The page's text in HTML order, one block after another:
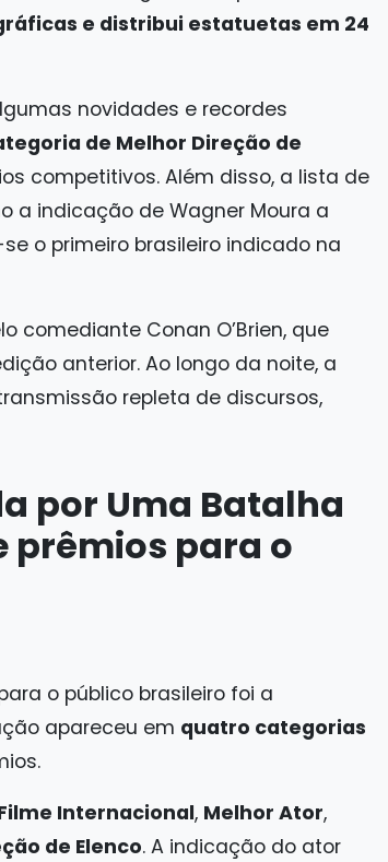
e distribui estatuetas em 24
novidades e recordes
de Melhor Direção de
competitivos. Além disso, a lista de
a indicação de Wagner Moura a
o primeiro brasileiro indicado na
comediante Conan O’Brien, que
anterior. Ao longo da noite, a
repleta de discursos,
por Uma Batalha
prêmios para o
o público brasileiro foi a
apareceu em quatro categorias
Internacional, Melhor Ator,
de Elenco. A indicação do ator